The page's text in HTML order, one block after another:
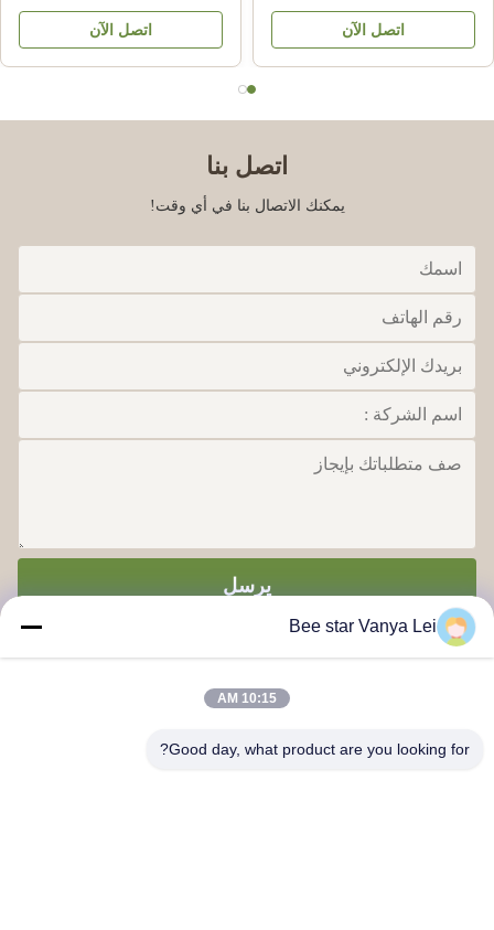
مكمل غذائي
اتصل الآن
النحل للرعاية الصحية من
النحل نجماتصل الآن
اتصل بنا
يمكنك الاتصال بنا في أي وقت!
يرسل
Bee star Vanya Lei
10:15 AM
Good day, what product are you looking for?